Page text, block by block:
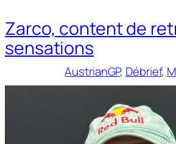
Zarco, content de
sensations
AustrianGP, Débrief,